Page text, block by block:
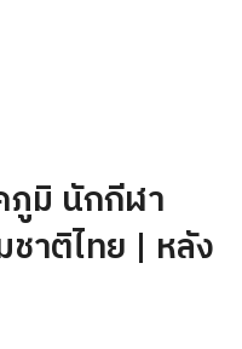
มิ นักกีฬา
าติไทย | หลัง